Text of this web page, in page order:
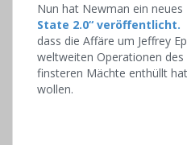
Nun hat Newman ein
State 2.0“ veröffentlicht.
dass die Affäre um Jeffrey
weltweiten Operationen
finsteren Mächte enthüllt
wollen.